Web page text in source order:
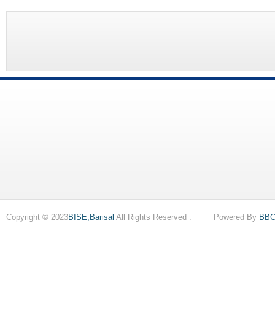
Copyright © 2023BISE,Barisal All Rights Reserved . Powered By